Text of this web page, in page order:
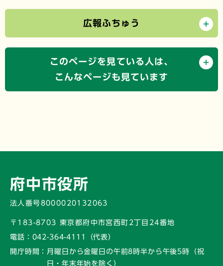
広報ふちゅう
このページを見ている人は、
こんなページも見ています
府中市役所
法人番号8000020132063
〒183-8703 東京都府中市宮西町2丁目24番地
電話： 042-364-4111（代表）
開庁時間： 月曜日から金曜日の午前8時半から午後5時 （祝
日・年末年始を除く）